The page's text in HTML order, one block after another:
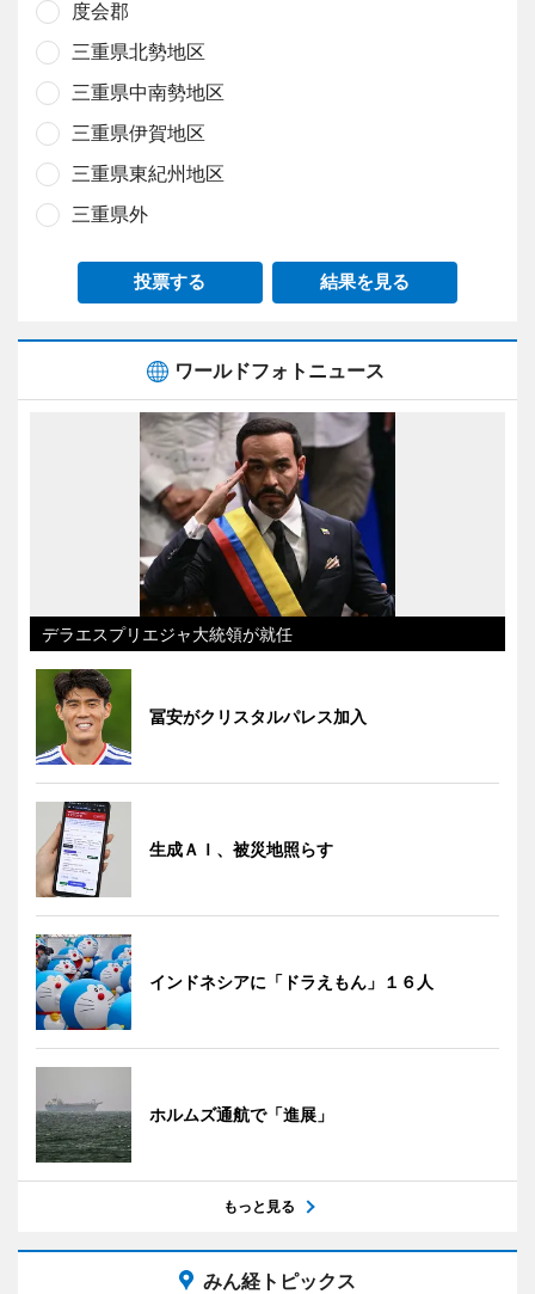
度会郡
三重県北勢地区
三重県中南勢地区
三重県伊賀地区
三重県東紀州地区
三重県外
投票する 結果を見る
ワールドフォトニュース
デラエスプリエジャ大統領が就任
冨安がクリスタルパレス加入
生成ＡＩ、被災地照らす
インドネシアに「ドラえもん」１６人
ホルムズ通航で「進展」
もっと見る
みん経トピックス